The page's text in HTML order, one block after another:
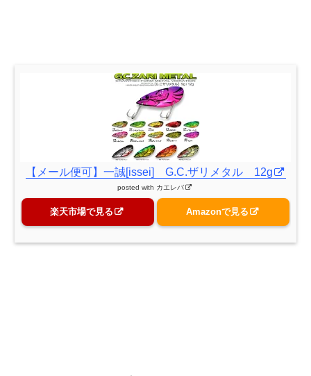
【メール便可】一誠[issei] G.C.ザリメタル 12g
posted with カエレバ
楽天市場で見る Amazonで見る